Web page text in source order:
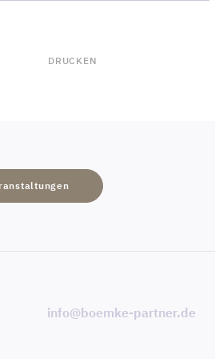
DRUCKEN
info@boemke-partner.de